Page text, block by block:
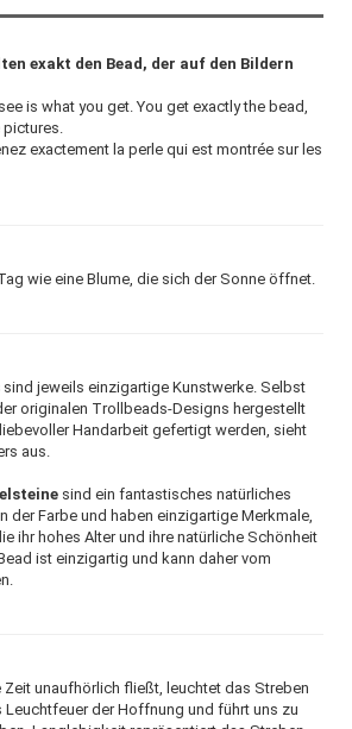
exakt den Bead, der auf den Bildern
is what you get. You get exactly the bead,
exactement la perle qui est montrée sur les
wie eine Blume, die sich der Sonne öffnet.
sind jeweils einzigartige Kunstwerke. Selbst
originalen Trollbeads-Designs hergestellt
Handarbeit gefertigt werden, sieht
aus.
sind ein fantastisches natürliches
der Farbe und haben einzigartige Merkmale,
ihr hohes Alter und ihre natürliche Schönheit
ist einzigartig und kann daher vom
Zeit unaufhörlich fließt, leuchtet das Streben
der Hoffnung und führt uns zu